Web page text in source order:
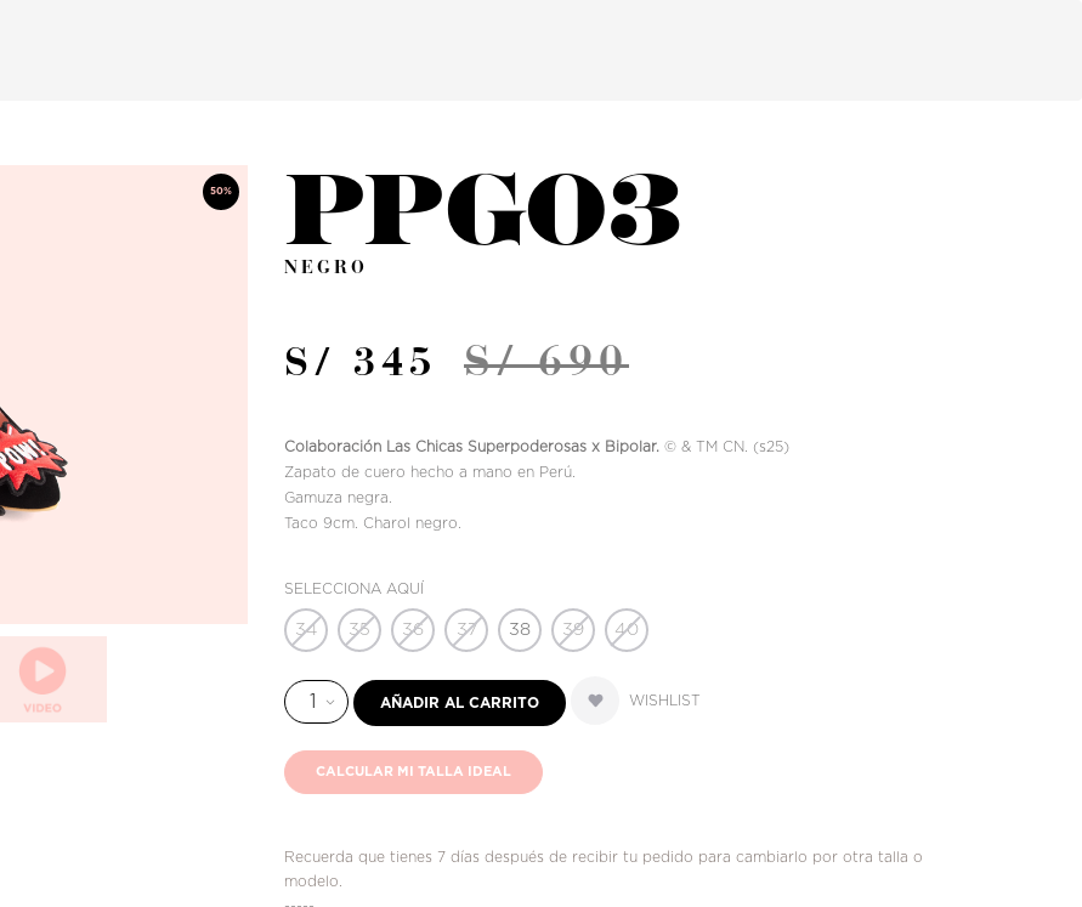
50% PPG03
NEGRO
S/ 345 S/ 690
Colaboración Las Chicas Superpoderosas x Bipolar. ©️ & TM CN. (s25)
Zapato de cuero hecho a mano en Perú.
Gamuza negra.
Taco 9cm. Charol negro.
SELECCIONA AQUÍ
34 35 36 37 38 39 40
AÑADIR AL CARRITO WISHLIST
CALCULAR MI TALLA IDEAL
Recuerda que tienes 7 días después de recibir tu pedido para cambiarlo por otra talla o
modelo.